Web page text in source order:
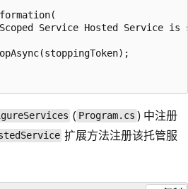
Service Hosted Service is
( Program.cs ) 中注册
扩展方法注册该托管服